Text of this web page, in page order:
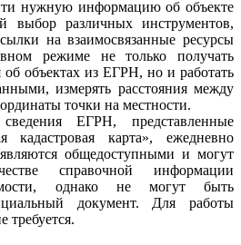
нужную информацию об объекте
выбор различных инструментов,
на взаимосвязанные ресурсы
режиме не только получать
объектах из ЕГРН, но и работать
измерять расстояния между
точки на местности.
ЕГРН, представленные
кадастровая карта», ежедневно
общедоступными и могут
справочной информации
однако не могут быть
документ. Для работы
требуется.